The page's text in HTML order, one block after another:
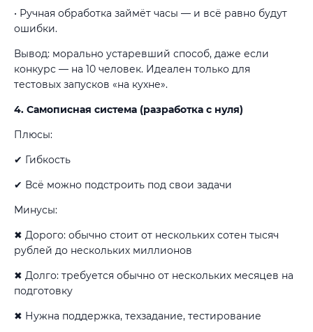
• Ручная обработка займёт часы — и всё равно будут
ошибки.
Вывод: морально устаревший способ, даже если
конкурс — на 10 человек. Идеален только для
тестовых запусков «на кухне».
4. Самописная система (разработка с нуля)
Плюсы:
✔ Гибкость
✔ Всё можно подстроить под свои задачи
Минусы:
✖ Дорого: обычно стоит от нескольких сотен тысяч
рублей до нескольких миллионов
✖ Долго: требуется обычно от нескольких месяцев на
подготовку
✖ Нужна поддержка, техзадание, тестирование